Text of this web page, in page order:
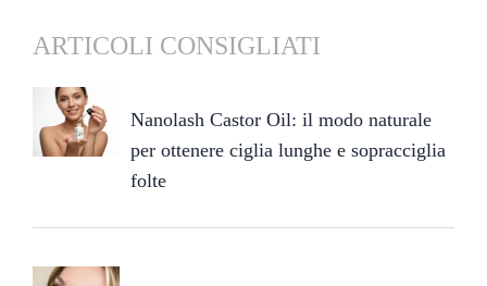
ARTICOLI CONSIGLIATI
Nanolash Castor Oil: il modo naturale
per ottenere ciglia lunghe e sopracciglia
folte